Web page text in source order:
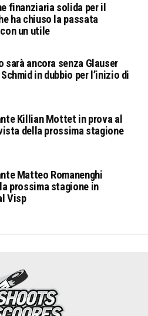
finanziaria solida per il
ha chiuso la passata
un utile
sarà ancora senza Glauser
in dubbio per l’inizio di
Killian Mottet in prova al
della prossima stagione
Matteo Romanenghi
prossima stagione in
Visp